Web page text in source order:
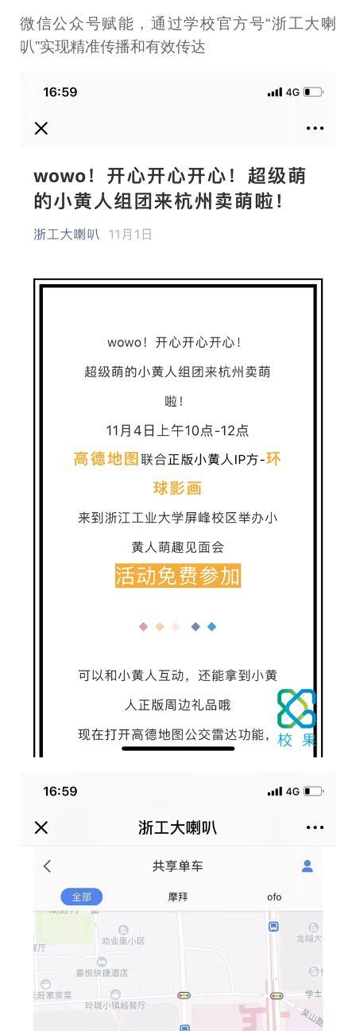
微信公众号赋能，通过学校官方号“浙工大喇
叭”实现精准传播和有效传达